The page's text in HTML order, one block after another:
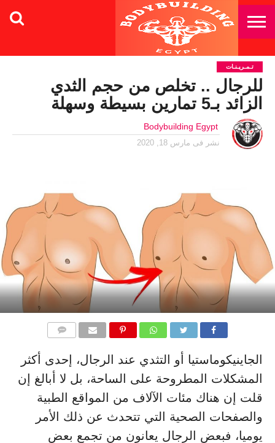
تـمـريـنـات
للرجال .. تخلص من حجم الثدي
الزائد بـ5 تمارين بسيطة وسهلة
Bodybuilding Egypt
نشر فى مارس 18, 2020
الجاينيكوماستيا أو التثدي عند الرجال، إحدى أكثر
المشكلات المطروحة على الساحة، بل لا أبالغ إن
قلت إن هناك مئات الآلاف من المواقع الطبية
والصفحات الصحية التي تتحدث عن ذلك الأمر
يوميا، فبعض الرجال يعانون من تجمع بعض